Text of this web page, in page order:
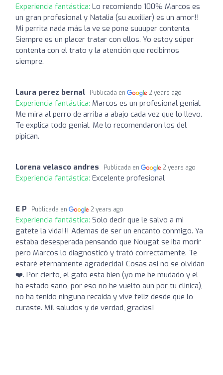
Experiencia fantástica: Lo recomiendo 100% Marcos es
un gran profesional y Natalia (su auxiliar) es un amor!!
Mi perrita nada más la ve se pone suuuper contenta.
Siempre es un placer tratar con ellos. Yo estoy súper
contenta con el trato y la atención que recibimos
siempre.
Laura perez bernal Publicada en 2 years ago
Experiencia fantástica: Marcos es un profesional genial.
Me mira al perro de arriba a abajo cada vez que lo llevo.
Te explica todo genial. Me lo recomendaron los del
pipican.
Lorena velasco andres Publicada en 2 years ago
Experiencia fantástica: Excelente profesional
E P Publicada en 2 years ago
Experiencia fantástica: Solo decir que le salvo a mi
gatete la vida!!! Ademas de ser un encanto conmigo. Ya
estaba desesperada pensando que Nougat se iba morir
pero Marcos lo diagnosticó y trató correctamente. Te
estaré eternamente agradecida! Cosas asi no se olvidan
❤️. Por cierto, el gato esta bien (yo me he mudado y el
ha estado sano, por eso no he vuelto aun por tu clinica),
no ha tenido ninguna recaida y vive feliz desde que lo
curaste. Mil saludos y de verdad, gracias!